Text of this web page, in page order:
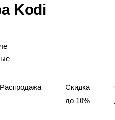
Kodi
Распродажа
Скидка
до 10%